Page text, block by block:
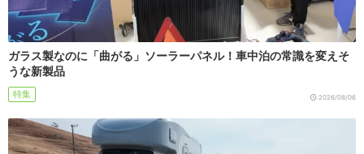
ガラス製なのに「曲がる」ソーラーパネル！車中泊の常識を変えそ
うな新製品
特集 2026/08/06